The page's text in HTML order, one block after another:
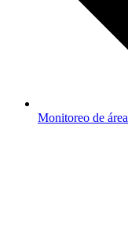
Monitoreo de área